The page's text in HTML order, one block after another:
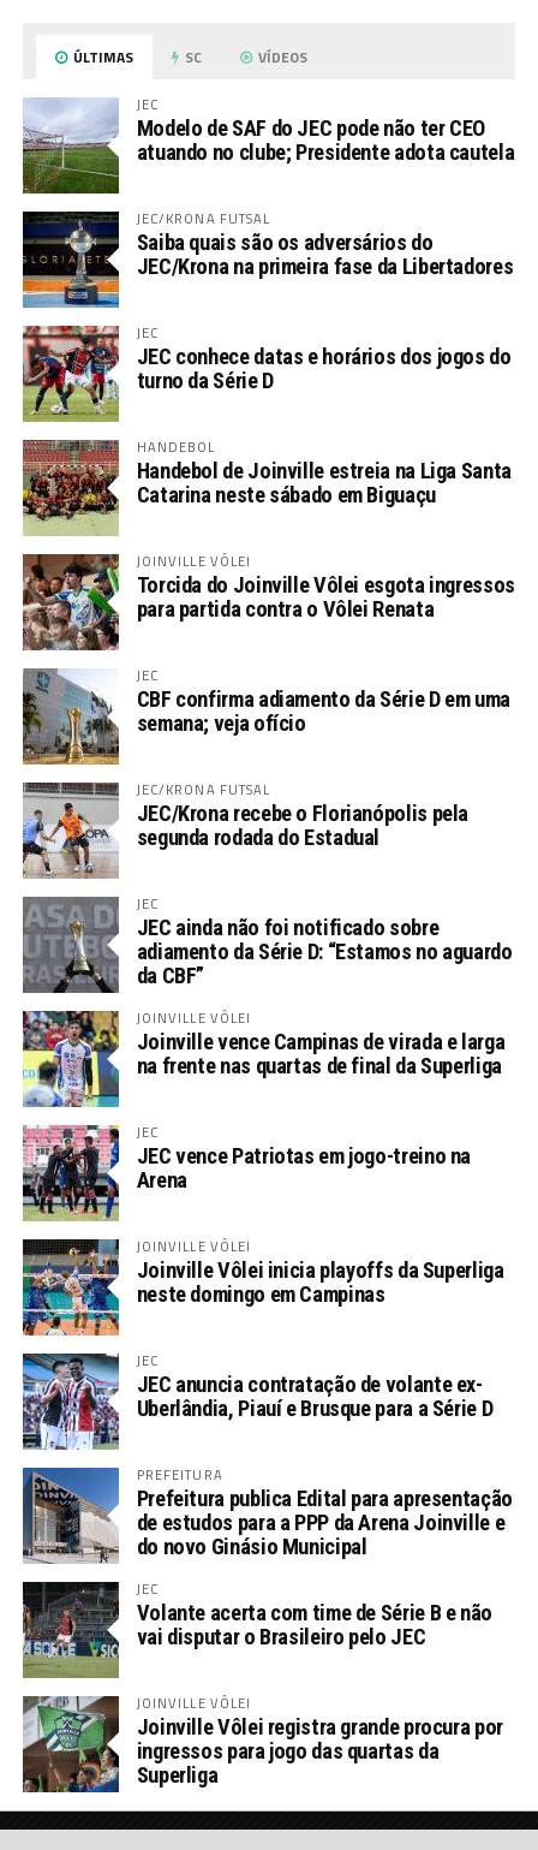
ÚLTIMAS SC VÍDEOS
JEC
Modelo de SAF do JEC pode não ter CEO
atuando no clube; Presidente adota cautela
JEC/KRONA FUTSAL
Saiba quais são os adversários do
JEC/Krona na primeira fase da Libertadores
JEC
JEC conhece datas e horários dos jogos do
turno da Série D
HANDEBOL
Handebol de Joinville estreia na Liga Santa
Catarina neste sábado em Biguaçu
JOINVILLE VÔLEI
Torcida do Joinville Vôlei esgota ingressos
para partida contra o Vôlei Renata
JEC
CBF confirma adiamento da Série D em uma
semana; veja ofício
JEC/KRONA FUTSAL
JEC/Krona recebe o Florianópolis pela
segunda rodada do Estadual
JEC
JEC ainda não foi notificado sobre
adiamento da Série D: “Estamos no aguardo
da CBF”
JOINVILLE VÔLEI
Joinville vence Campinas de virada e larga
na frente nas quartas de final da Superliga
JEC
JEC vence Patriotas em jogo-treino na
Arena
JOINVILLE VÔLEI
Joinville Vôlei inicia playoffs da Superliga
neste domingo em Campinas
JEC
JEC anuncia contratação de volante ex-
Uberlândia, Piauí e Brusque para a Série D
PREFEITURA
Prefeitura publica Edital para apresentação
de estudos para a PPP da Arena Joinville e
do novo Ginásio Municipal
JEC
Volante acerta com time de Série B e não
vai disputar o Brasileiro pelo JEC
JOINVILLE VÔLEI
Joinville Vôlei registra grande procura por
ingressos para jogo das quartas da
Superliga